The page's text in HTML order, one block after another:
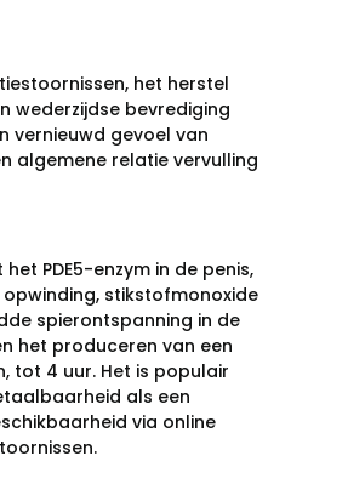
het herstel
wederzijdse bevrediging
vernieuwd gevoel van
algemene relatie vervulling
PDE5-enzym in de penis,
stikstofmonoxide
spierontspanning in de
het produceren van een
tot 4 uur. Het is populair
als een
via online